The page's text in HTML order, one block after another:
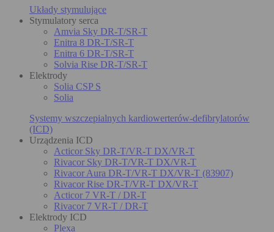
Układy stymulujące
Stymulatory serca
Amvia Sky DR-T/SR-T
Enitra 8 DR-T/SR-T
Enitra 6 DR-T/SR-T
Solvia Rise DR-T/SR-T
Elektrody
Solia CSP S
Solia
Systemy wszczepialnych kardiowerterów-defibrylatorów
(ICD)
Urządzenia ICD
Acticor Sky DR-T/VR-T DX/VR-T
Rivacor Sky DR-T/VR-T DX/VR-T
Rivacor Aura DR-T/VR-T DX/VR-T (83907)
Rivacor Rise DR-T/VR-T DX/VR-T
Acticor 7 VR-T / DR-T
Rivacor 7 VR-T / DR-T
Elektrody ICD
Plexa